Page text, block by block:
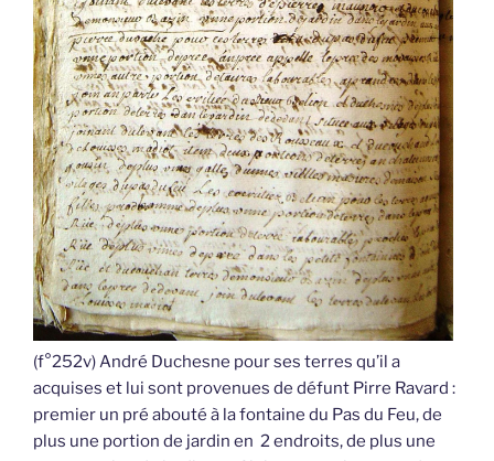
(f°252v) André Duchesne pour ses terres qu’il a
acquises et lui sont provenues de défunt Pirre Ravard :
premier un pré abouté à la fontaine du Pas du Feu, de
plus une portion de jardin en 2 endroits, de plus une